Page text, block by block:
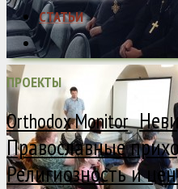
СТАТЬИ
ПРОЕКТЫ
Orthodox Monitor
Православные
Религиозность и